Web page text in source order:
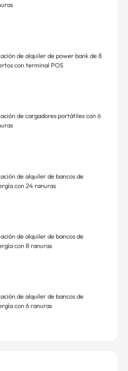
de alquiler de power bank de 8
con terminal POS
de cargadores portátiles con 6
de alquiler de bancos de
con 24 ranuras
de alquiler de bancos de
con 8 ranuras
de alquiler de bancos de
con 6 ranuras